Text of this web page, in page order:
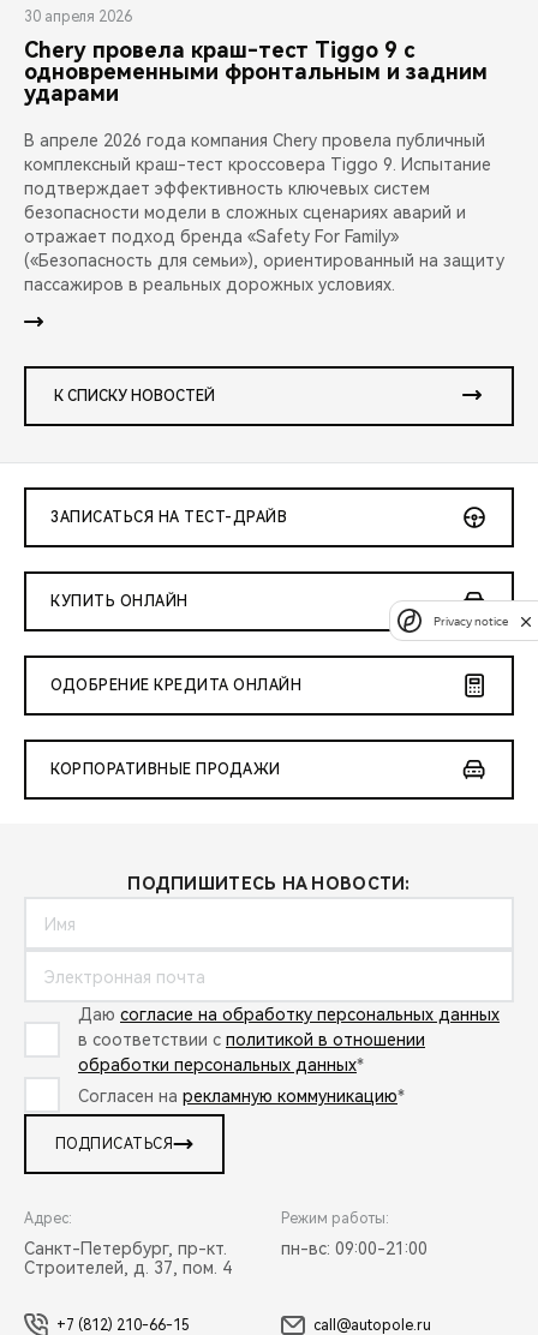
30 апреля 2026
Chery провела краш-тест Tiggo 9 с
одновременными фронтальным и задним
ударами
В апреле 2026 года компания Chery провела публичный
комплексный краш-тест кроссовера Tiggo 9. Испытание
подтверждает эффективность ключевых систем
безопасности модели в сложных сценариях аварий и
отражает подход бренда «Safety For Family»
(«Безопасность для семьи»), ориентированный на защиту
пассажиров в реальных дорожных условиях.
К СПИСКУ НОВОСТЕЙ
ЗАПИСАТЬСЯ НА ТЕСТ-ДРАЙВ
КУПИТЬ ОНЛАЙН
ОДОБРЕНИЕ КРЕДИТА ОНЛАЙН
КОРПОРАТИВНЫЕ ПРОДАЖИ
ПОДПИШИТЕСЬ НА НОВОСТИ:
Даю согласие на обработку персональных данных
в соответствии с политикой в отношении
обработки персональных данных*
Согласен на рекламную коммуникацию*
ПОДПИСАТЬСЯ
Адрес:
Санкт-Петербург, пр-кт.
Строителей, д. 37, пом. 4
Режим работы:
пн-вс: 09:00-21:00
+7 (812) 210-66-15 call@autopole.ru
Privacy notice